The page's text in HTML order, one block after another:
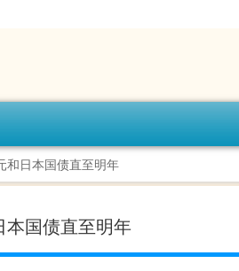
和日本国债直至明年
本国债直至明年